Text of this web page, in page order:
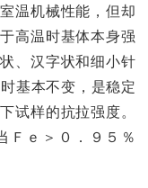
温机械性能，但却
高温时基体本身强
、汉字状和细小针
基本不变，是稳定
试样的抗拉强度。
Ｆｅ＞０．９５％